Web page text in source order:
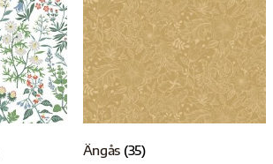
Ängås (35)